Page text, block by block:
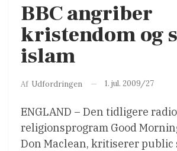
BBC angriber
kristendom og
islam
Af Udfordringen 1. jul. 2009/27
ENGLAND – Den tidligere
religionsprogram Good
Don Maclean, kritiserer public